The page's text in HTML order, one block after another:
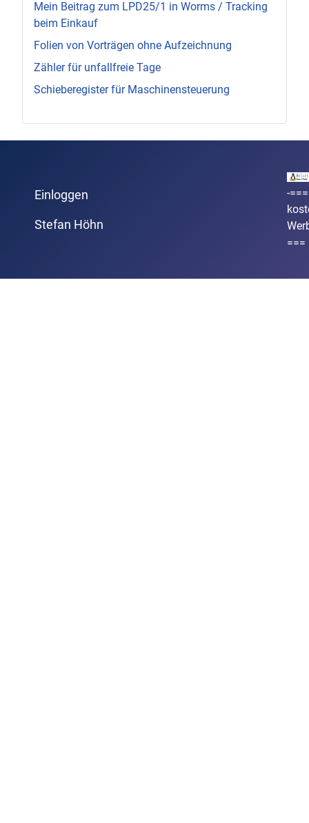
Mein Beitrag zum LPD25/1 in Worms / Tracking
beim Einkauf
Folien von Vorträgen ohne Aufzeichnung
Zähler für unfallfreie Tage
Schieberegister für Maschinensteuerung
Einloggen
Stefan Höhn
-===
===